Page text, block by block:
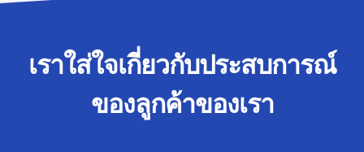
เราใส่ใจเกี่ยวกับประสบการณ์
ของลูกค้าของเรา